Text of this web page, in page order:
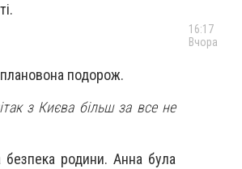
подорож.
з Києва більш за все не
родини. Анна була
16:17
Вчора